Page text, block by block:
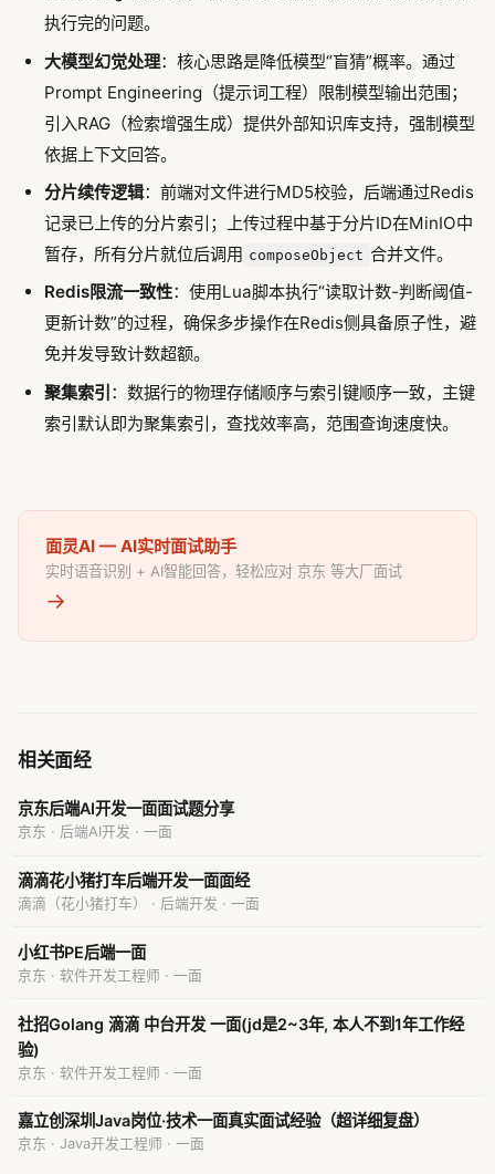
执行完的问题。
大模型幻觉处理：核心思路是降低模型“盲猜”概率。通过
Prompt Engineering（提示词工程）限制模型输出范围；
引入RAG（检索增强生成）提供外部知识库支持，强制模型
依据上下文回答。
分片续传逻辑：前端对文件进行MD5校验，后端通过Redis
记录已上传的分片索引；上传过程中基于分片ID在MinIO中
暂存，所有分片就位后调用 composeObject 合并文件。
Redis限流一致性：使用Lua脚本执行“读取计数-判断阈值-
更新计数”的过程，确保多步操作在Redis侧具备原子性，避
免并发导致计数超额。
聚集索引 ：数据行的物理存储顺序与索引键顺序一致，主键
索引默认即为聚集索引，查找效率高，范围查询速度快。
面灵AI — AI实时面试助手
实时语音识别 + AI智能回答，轻松应对 京东 等大厂面试
→
相关面经
京东后端AI开发一面面试题分享
京东 · 后端AI开发 · 一面
滴滴花小猪打车后端开发一面面经
滴滴（花小猪打车） · 后端开发 · 一面
小红书PE后端一面
京东 · 软件开发工程师 · 一面
社招Golang 滴滴 中台开发 一面(jd是2~3年, 本人不到1年工作经
验)
京东 · 软件开发工程师 · 一面
嘉立创深圳Java岗位·技术一面真实面试经验（超详细复盘）
京东 · Java开发工程师 · 一面